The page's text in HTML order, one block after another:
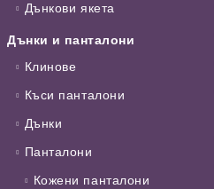
Дънкови якета
Дънки и панталони
Клинове
Къси панталони
Дънки
Панталони
Кожени панталони